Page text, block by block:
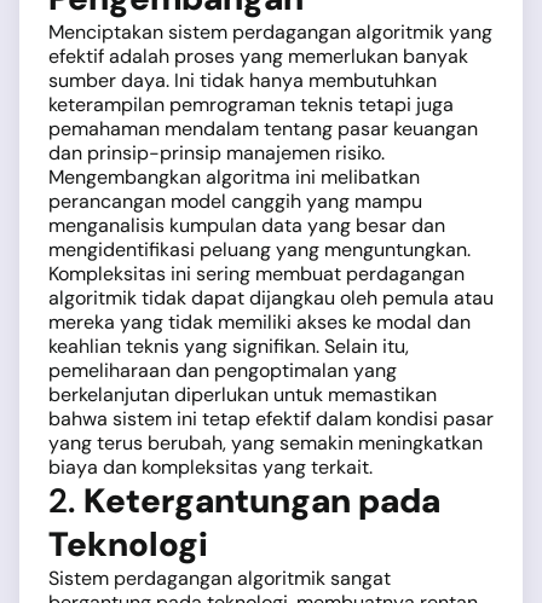
Menciptakan sistem perdagangan algoritmik yang
efektif adalah proses yang memerlukan banyak
sumber daya. Ini tidak hanya membutuhkan
keterampilan pemrograman teknis tetapi juga
pemahaman mendalam tentang pasar keuangan
dan prinsip-prinsip manajemen risiko.
Mengembangkan algoritma ini melibatkan
perancangan model canggih yang mampu
menganalisis kumpulan data yang besar dan
mengidentifikasi peluang yang menguntungkan.
Kompleksitas ini sering membuat perdagangan
algoritmik tidak dapat dijangkau oleh pemula atau
mereka yang tidak memiliki akses ke modal dan
keahlian teknis yang signifikan. Selain itu,
pemeliharaan dan pengoptimalan yang
berkelanjutan diperlukan untuk memastikan
bahwa sistem ini tetap efektif dalam kondisi pasar
yang terus berubah, yang semakin meningkatkan
biaya dan kompleksitas yang terkait.
2. Ketergantungan pada
Teknologi
Sistem perdagangan algoritmik sangat